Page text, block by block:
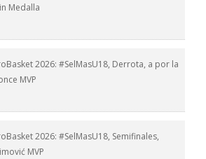
Medalla
2026: #SelMasU18, Derrota, a por la
MVP
2026: #SelMasU18, Semifinales,
MVP